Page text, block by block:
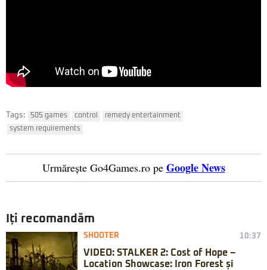
Tags: 505 games control
remedy entertainment
system requirements
Urmărește Go4Games.ro pe Google News
Iți recomandăm
SHOOTER 10:37
VIDEO: STALKER 2: Cost of Hope –
Location Showcase: Iron Forest și